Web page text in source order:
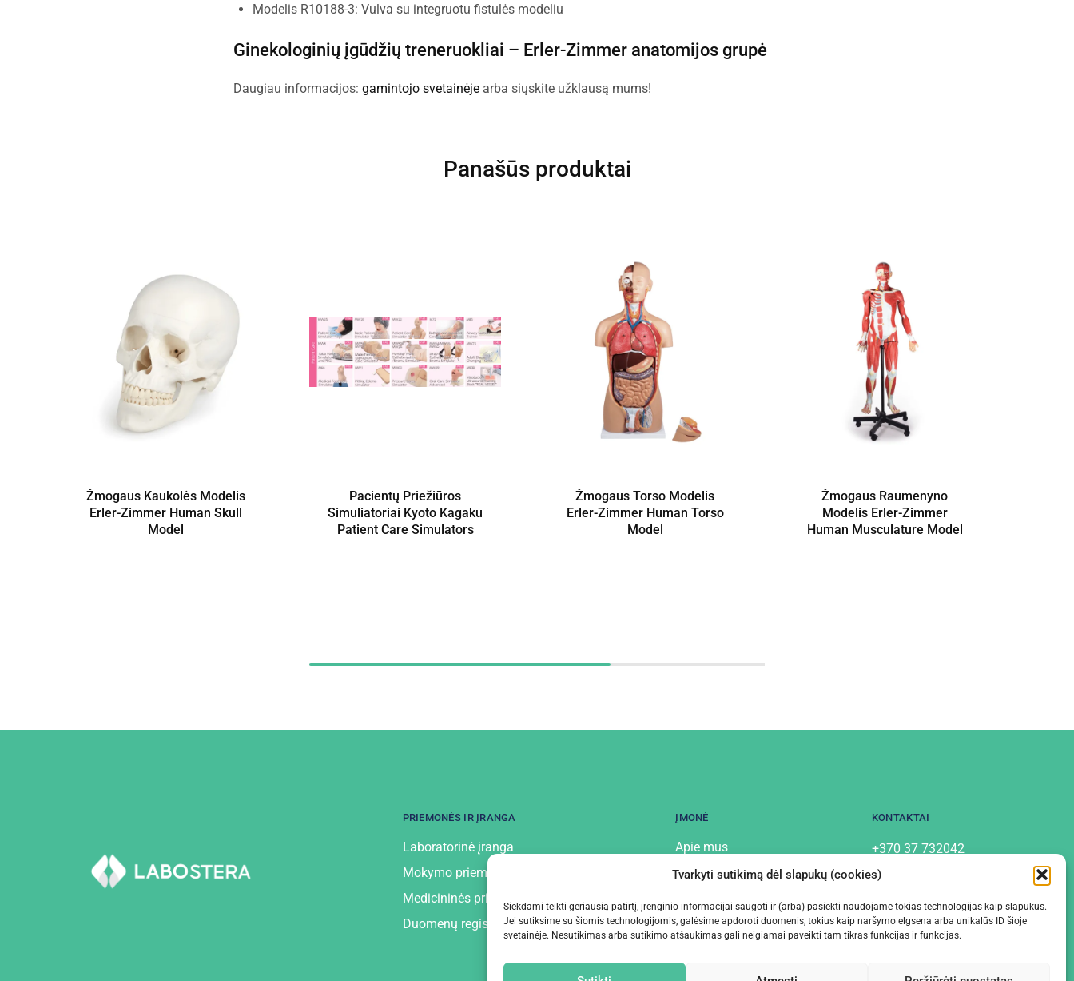
Tvarkyti sutikimą dėl slapukų (cookies)
Siekdami teikti geriausią patirtį, įrenginio informacijai saugoti ir (arba) pasiekti naudojame tokias technologijas kaip slapukus.
Jei sutiksime su šiomis technologijomis, galėsime apdoroti duomenis, tokius kaip naršymo elgsena arba unikalūs ID šioje
svetainėje. Nesutikimas arba sutikimo atšaukimas gali neigiamai paveikti tam tikras funkcijas ir funkcijas.
Modelis R10188-3: Vulva su integruotu fistulės modeliu
Ginekologinių įgūdžių treneruokliai – Erler-Zimmer anatomijos grupė
Daugiau informacijos: gamintojo svetainėje arba siųskite užklausą mums!
Panašūs produktai
Žmogaus Kaukolės Modelis
Erler-Zimmer Human Skull
Model
Pacientų Priežiūros
Simuliatoriai Kyoto Kagaku
Patient Care Simulators
Žmogaus Torso Modelis
Erler-Zimmer Human Torso
Model
Žmogaus Raumenyno
Modelis Erler-Zimmer
Human Musculature Model
PRIEMONĖS IR ĮRANGA
Laboratorinė įranga
Mokymo priemonės ir įranga
Medicininės priemonės ir įranga
Duomenų registratoriai
ĮMONĖ
Apie mus
Kontaktai
KONTAKTAI
+370 37 732042
info@labostera.lt